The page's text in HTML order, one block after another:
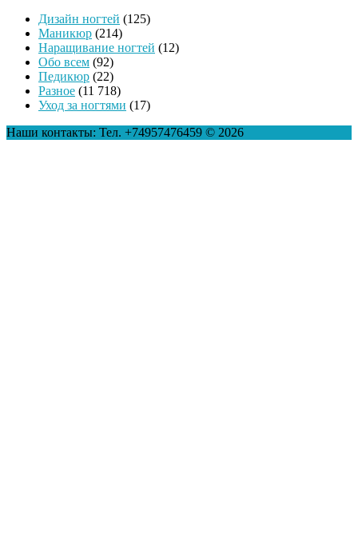
Дизайн ногтей (125)
Маникюр (214)
Наращивание ногтей (12)
Обо всем (92)
Педикюр (22)
Разное (11 718)
Уход за ногтями (17)
Наши контакты: Тел. +74957476459 © 2026